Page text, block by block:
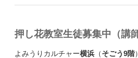
押し花教室生徒募集中（講
よみうりカルチャー横浜 （そごう9階）